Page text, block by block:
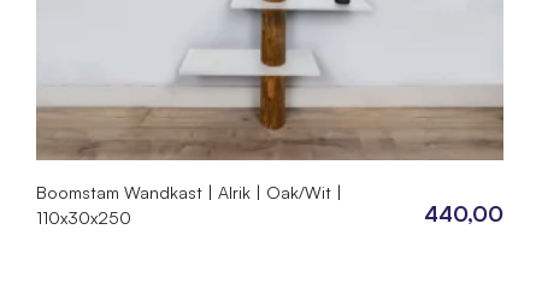
Boomstam Wandkast | Alrik | Oak/Wit |
110x30x250
440,00